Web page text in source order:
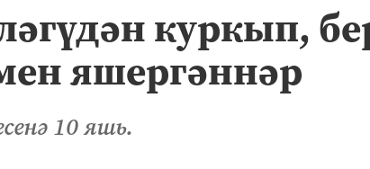
куркып,
яшергәннәр
10 яшь.